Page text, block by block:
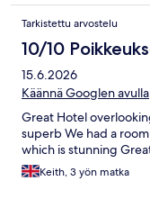
Tarkistettu arvostelu
10/10
15.6.2026
Käännä Googlen avulla
Great Hotel
superb We had a
which is stunning
Keith, 3 yön matka